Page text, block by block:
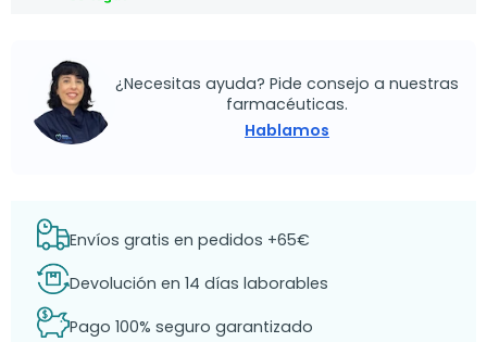
¿Necesitas ayuda? Pide consejo a nuestras
farmacéuticas.
Hablamos
Envíos gratis en pedidos +65€
Devolución en 14 días laborables
Pago 100% seguro garantizado